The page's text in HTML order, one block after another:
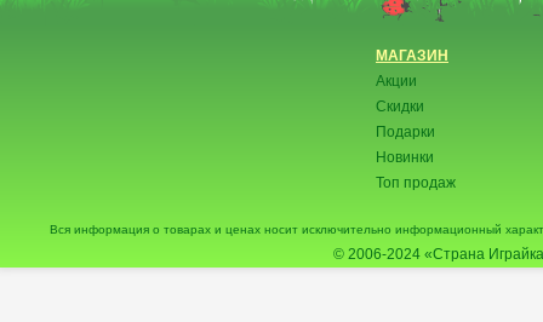
МАГАЗИН
Акции
Скидки
Подарки
Новинки
Топ продаж
Вся информация о товарах и ценах носит исключительно информационный
© 2006-2024 «Страна